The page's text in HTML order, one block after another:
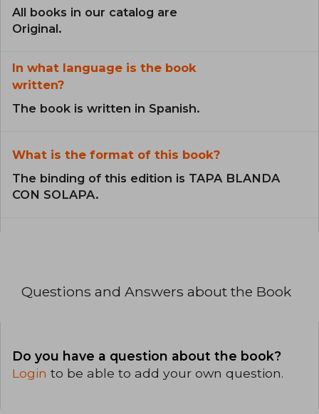
All books in our catalog are
Original.
In what language is the book
written?
The book is written in Spanish.
What is the format of this book?
The binding of this edition is TAPA BLANDA
CON SOLAPA.
Questions and Answers about the Book
Do you have a question about the book?
Login to be able to add your own question.